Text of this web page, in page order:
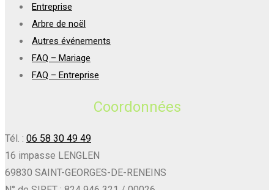
Entreprise
Arbre de noël
Autres événements
FAQ – Mariage
FAQ – Entreprise
Coordonnées
Tél. : 06 58 30 49 49
16 impasse LENGLEN
69830 SAINT-GEORGES-DE-RENEINS